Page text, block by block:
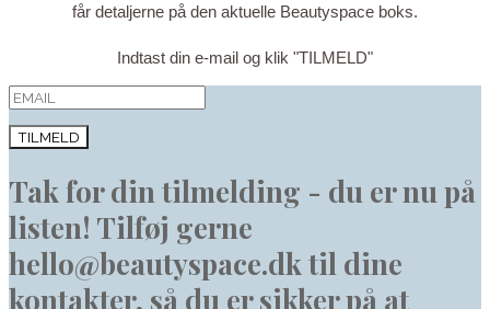
får detaljerne på den aktuelle Beautyspace boks.
Indtast din e-mail og klik "TILMELD"
TILMELD
Tak for din tilmelding - du er nu på
listen! Tilføj gerne
hello@beautyspace.dk til dine
kontakter, så du er sikker på at